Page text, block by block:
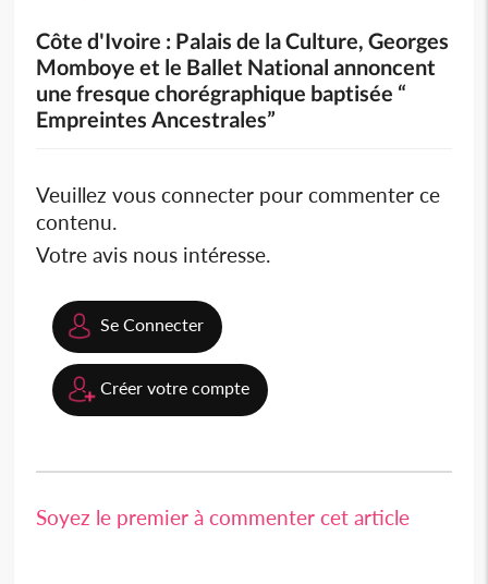
Côte d'Ivoire : Palais de la Culture, Georges
Momboye et le Ballet National annoncent
une fresque chorégraphique baptisée “
Empreintes Ancestrales”
Veuillez vous connecter pour commenter ce
contenu.
Votre avis nous intéresse.
Se Connecter
Créer votre compte
Soyez le premier à commenter cet article